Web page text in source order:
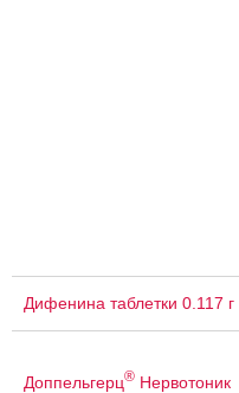
Дифенина таблетки 0.117 г
Доппельгерц® Нервотоник